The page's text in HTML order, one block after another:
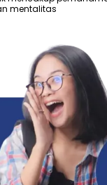
mentalitas